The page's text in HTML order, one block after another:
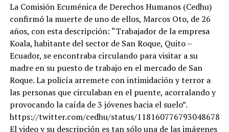
La Comisión Ecuménica de Derechos Humanos (Cedhu)
confirmó la muerte de uno de ellos, Marcos Oto, de 26
años, con esta descripción: “Trabajador de la empresa
Koala, habitante del sector de San Roque, Quito –
Ecuador, se encontraba circulando para visitar a su
madre en su puesto de trabajo en el mercado de San
Roque. La policía arremete con intimidación y terror a
las personas que circulaban en el puente, acorralando y
provocando la caída de 3 jóvenes hacia el suelo”.
https://twitter.com/cedhu/status/1181607767930486784
El video y su descripción es tan sólo una de las imágenes